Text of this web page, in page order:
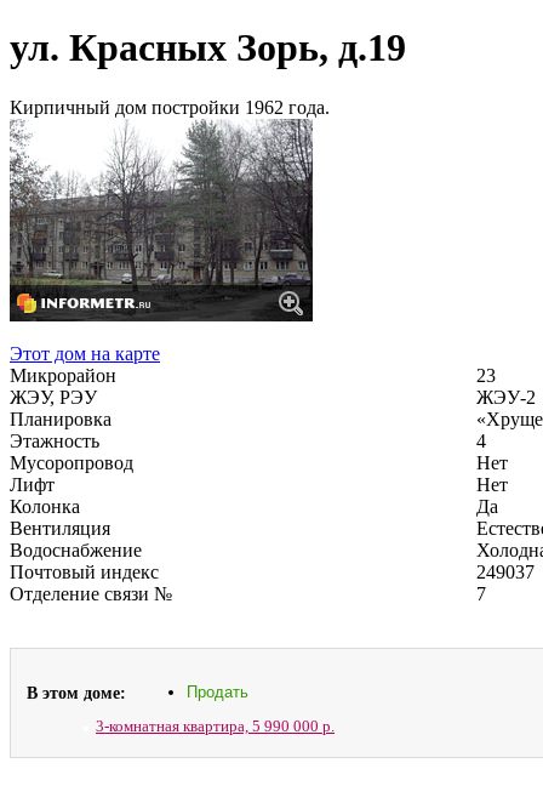
ул. Красных Зорь, д.19
Кирпичный дом постройки 1962 года.
Этот дом на карте
Микрорайон
23
ЖЭУ, РЭУ
ЖЭУ-2
Планировка
Этажность
4
Мусоропровод
Нет
Лифт
Нет
Колонка
Да
Вентиляция
Водоснабжение
Почтовый индекс
249037
Отделение связи №
7
В этом доме: Продать
3-комнатная квартира, 5 990 000 р.